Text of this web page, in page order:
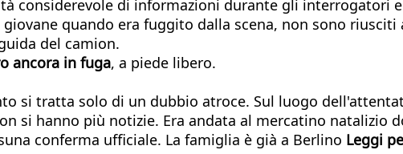
considerevole di informazioni durante gli interrogatori
quando era fuggito dalla scena, non sono
del camion.
ancora in fuga, a piede libero.
si tratta solo di un dubbio atroce. Sul luogo
si hanno più notizie. Era andata al mercatino natalizio
conferma ufficiale. La famiglia è già a Berlino Leggi